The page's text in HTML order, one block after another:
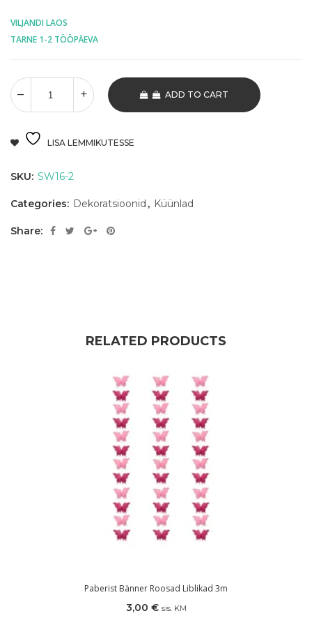
VILJANDI LAOS
TARNE 1-2 TÖÖPÄEVA
ADD TO CART
LISA LEMMIKUTESSE
SKU: SW16-2
Categories: Dekoratsioonid , Küünlad
Share:
RELATED PRODUCTS
Paberist Bänner Roosad Liblikad 3m
3,00 € sis. KM